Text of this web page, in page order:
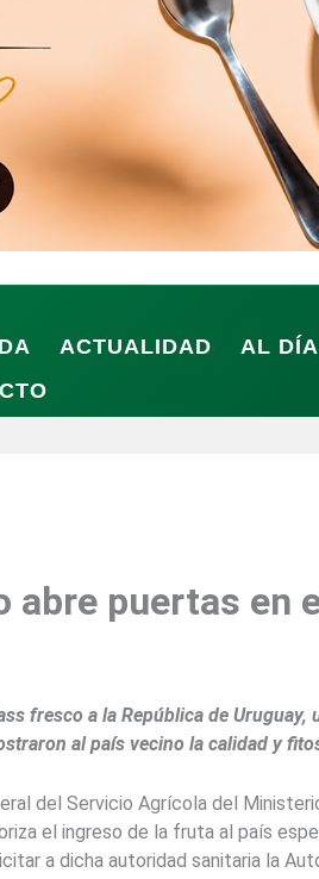
ACTUALIDAD AL DÍA
puertas en
fresco a la República de
al país vecino la calidad y
del Servicio Agrícola del
el ingreso de la fruta al país
a dicha autoridad sanitaria la